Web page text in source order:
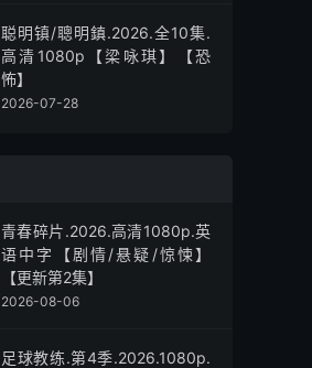
聪明镇/聰明鎮.2026.全10集.
高清1080p【梁咏琪】【恐
怖】
2026-07-28
青春碎片.2026.高清1080p.英
语中字【剧情/悬疑/惊悚】
【更新第2集】
2026-08-06
足球教练.第4季.2026.1080p.